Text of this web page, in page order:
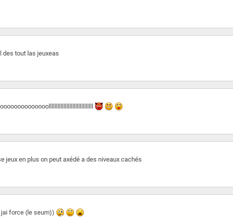
des tout las jeuxeas
jeux en plus on peut axédé a des niveaux cachés
force (le seum))